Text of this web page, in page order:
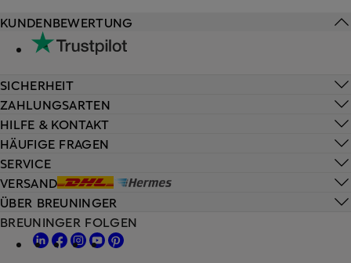
HILFE & KONTAKT
HÄUFIGE FRAGEN
SERVICE
VERSAND
KUNDENBEWERTUNG
SICHERHEIT
ZAHLUNGSARTEN
ÜBER BREUNINGER
BREUNINGER FOLGEN